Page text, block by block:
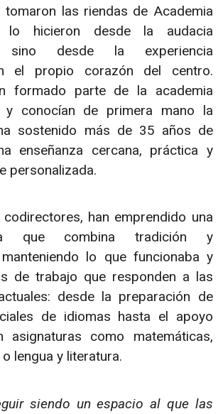
tomaron las riendas de Academia
lo hicieron desde la audacia
sino desde la experiencia
el propio corazón del centro.
formado parte de la academia
y conocían de primera mano la
sostenido más de 35 años de
enseñanza cercana, práctica y
personalizada.
han emprendido una
que combina tradición y
manteniendo lo que funcionaba y
de trabajo que responden a las
desde la preparación de
de idiomas hasta el apoyo
asignaturas como matemáticas,
lengua y literatura.
siendo un espacio al que las